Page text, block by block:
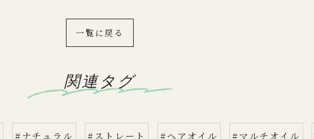
一覧に戻る
関連タグ
#ナチュラル #ストレート #ヘアオイル #マルチオイル